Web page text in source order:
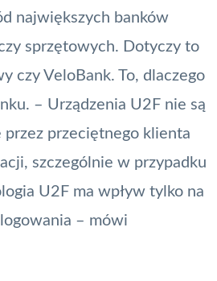
największych banków
sprzętowych. Dotyczy to
czy VeloBank. To, dlaczego
– Urządzenia U2F nie są
przez przeciętnego klienta
szczególnie w przypadku
U2F ma wpływ tylko na
– mówi